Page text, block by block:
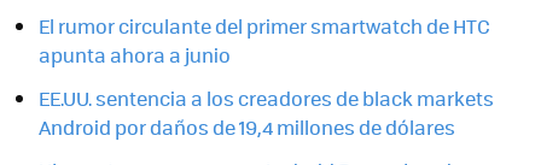
El rumor circulante del primer smartwatch de HTC
apunta ahora a junio
EE.UU. sentencia a los creadores de black markets
Android por daños de 19,4 millones de dólares